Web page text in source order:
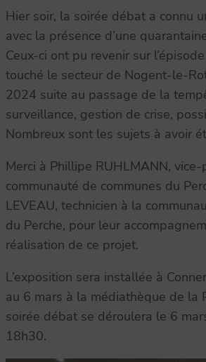
Hier soir, la soirée débat a connu
avec la présence d’une
Ceux-ci ont pu revenir sur
touché le secteur de Nogent-le-
2024 suite au passage de la
surveillance, gestion de crise,
Nombreux sont les sujets à avoir
Merci à Phillipe RUHLMANN,
communauté de communes du
LEVEAU, technicien à la
du Perche, pour leur
réalisation de ce projet.
L’exposition sera installée à
au 6 mars à la médiathèque de la
soirée débat se déroulera le 6
18h30.